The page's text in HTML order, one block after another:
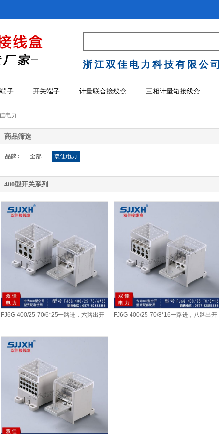
浙江双佳电力科技有限公司
子 开关端子 计量联合接线盒 三相计量箱接线盒
电力
商品筛选
品牌 : 全部 双佳电力
400型开关系列
FJ6G-400/25-70/6*25一路进，六路出开
FJ6G-400/25-70/8*16一路进，八路出开